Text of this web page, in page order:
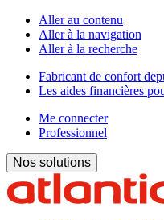
Aller au contenu
Aller à la navigation
Aller à la recherche
Fabricant de confort
Les aides financières
Me connecter
Professionnel
Nos solutions